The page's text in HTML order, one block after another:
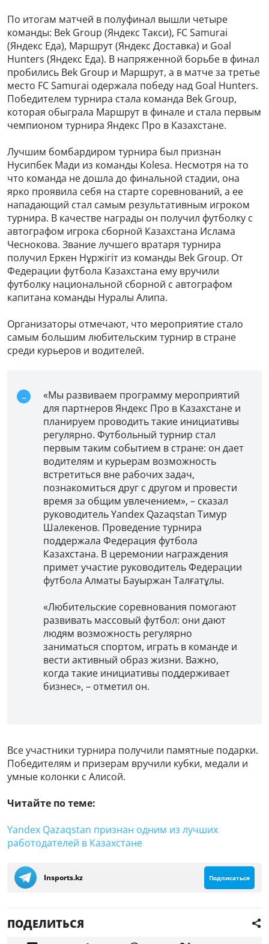
По итогам матчей в полуфинал вышли четыре
команды: Bek Group (Яндекс Такси), FC Samurai
(Яндекс Еда), Маршрут (Яндекс Доставка) и Goal
Hunters (Яндекс Еда). В напряженной борьбе в финал
пробились Bek Group и Маршрут, а в матче за третье
место FC Samurai одержала победу над Goal Hunters.
Победителем турнира стала команда Bek Group,
которая обыграла Маршрут в финале и стала первым
чемпионом турнира Яндекс Про в Казахстане.
Лучшим бомбардиром турнира был признан
Нусипбек Мади из команды Kolesa. Несмотря на то
что команда не дошла до финальной стадии, она
ярко проявила себя на старте соревнований, а ее
нападающий стал самым результативным игроком
турнира. В качестве награды он получил футболку с
автографом игрока сборной Казахстана Ислама
Чеснокова. Звание лучшего вратаря турнира
получил Еркен Нұржігіт из команды Bek Group. От
Федерации футбола Казахстана ему вручили
футболку национальной сборной с автографом
капитана команды Нуралы Алипа.
Организаторы отмечают, что мероприятие стало
самым большим любительским турнир в стране
среди курьеров и водителей.
«Мы развиваем программу мероприятий
для партнеров Яндекс Про в Казахстане и
планируем проводить такие инициативы
регулярно. Футбольный турнир стал
первым таким событием в стране: он дает
водителям и курьерам возможность
встретиться вне рабочих задач,
познакомиться друг с другом и провести
время за общим увлечением», – сказал
руководитель Yandex Qazaqstan Тимур
Шалекенов. Проведение турнира
поддержала Федерация футбола
Казахстана. В церемонии награждения
примет участие руководитель Федерации
футбола Алматы Бауыржан Талғатұлы.
«Любительские соревнования помогают
развивать массовый футбол: они дают
людям возможность регулярно
заниматься спортом, играть в команде и
вести активный образ жизни. Важно,
когда такие инициативы поддерживает
бизнес», – отметил он.
Все участники турнира получили памятные подарки.
Победителям и призерам вручили кубки, медали и
умные колонки с Алисой.
Читайте по теме:
Yandex Qazaqstan признан одним из лучших
работодателей в Казахстане
Insports.kz Подписаться
ПОДЕЛИТЬСЯ